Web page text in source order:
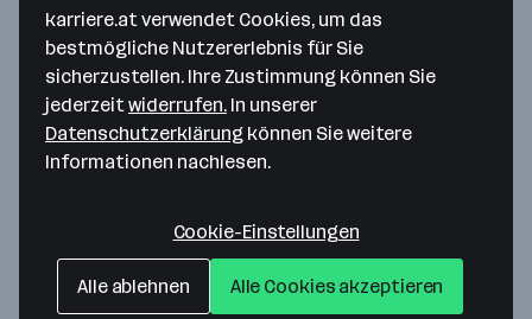
Bitte stimme unseren Cookie-
Richtlinien zu, um diese Karte
anzuzeigen.
karriere.at verwendet Cookies, um das
bestmögliche Nutzererlebnis für Sie
sicherzustellen. Ihre Zustimmung können Sie
jederzeitwiderrufen. In unserer
Datenschutzerklärung können Sie weitere
Informationen nachlesen.
Cookie-Einstellungen
Alle ablehnen Alle Cookies akzeptieren